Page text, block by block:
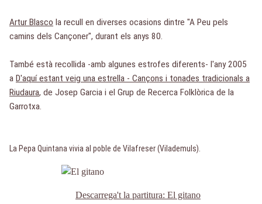
Artur Blasco la recull en diverses ocasions dintre "A Peu pels
camins dels Cançoner", durant els anys 80.
També està recollida -amb algunes estrofes diferents- l'any 2005
a D'aquí estant veig una estrella - Cançons i tonades tradicionals a
Riudaura, de Josep Garcia i el Grup de Recerca Folklòrica de la
Garrotxa.
La Pepa Quintana vivia al poble de Vilafreser (Vilademuls).
Descarrega't la partitura: El gitano